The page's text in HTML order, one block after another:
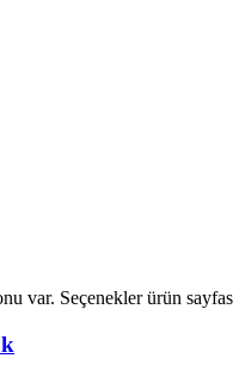
var. Seçenekler ürün